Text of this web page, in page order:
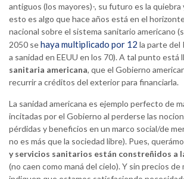
antiguos (los mayores)-, su futuro es la quiebra
esto es algo que hace años está en el
nacional sobre el sistema sanitario americano
2050 sehaya multiplicado por 12 la parte del
a sanidad en EEUU en los 70). A tal punto está
sanitaria americana, que el Gobierno
recurrir a créditos del exterior para financiarla.
La sanidad americana es ejemplo perfecto de
incitadas por el Gobierno al perderse las
pérdidas y beneficios en un marco social/de
no es más que la sociedad libre). Pues,
y servicios sanitarios están constreñidos a
(no caen como maná del cielo). Y sin precios de